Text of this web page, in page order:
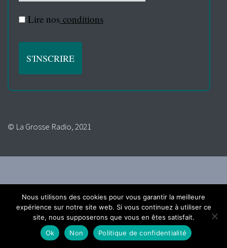
Lire nos conditions
© La Grosse Radio, 2021
Nous utilisons des cookies pour vous garantir la meilleure
expérience sur notre site web. Si vous continuez à utiliser ce
site, nous supposerons que vous en êtes satisfait.
Ok
Non Politique de confidentialité